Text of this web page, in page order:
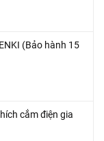
(Bảo hành 15
cắm điện gia